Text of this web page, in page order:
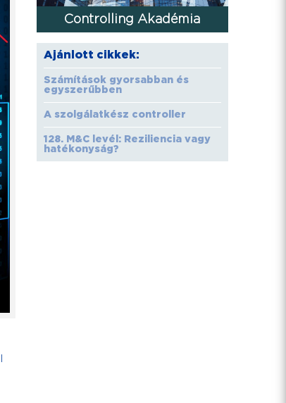
Controlling Akadémia
Ajánlott cikkek:
Számítások gyorsabban és
egyszerűbben
A szolgálatkész controller
128. M&C levél: Reziliencia vagy
hatékonyság?